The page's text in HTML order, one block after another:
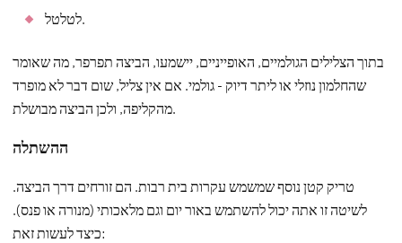
לטלטל.
בתוך הצלילים הגולמיים, האופייניים, יישמעו, הביצה תפרפר, מה שאומר
שהחלמון נוזלי או ליתר דיוק - גולמי. אם אין צליל, שום דבר לא מופרד
מהקליפה, ולכן הביצה מבושלת.
ההשתלה
טריק קטן נוסף שמשמש עקרות בית רבות. הם זורחים דרך הביצה.
לשיטה זו אתה יכול להשתמש באור יום וגם מלאכותי (מנורה או פנס).
כיצד לעשות זאת: